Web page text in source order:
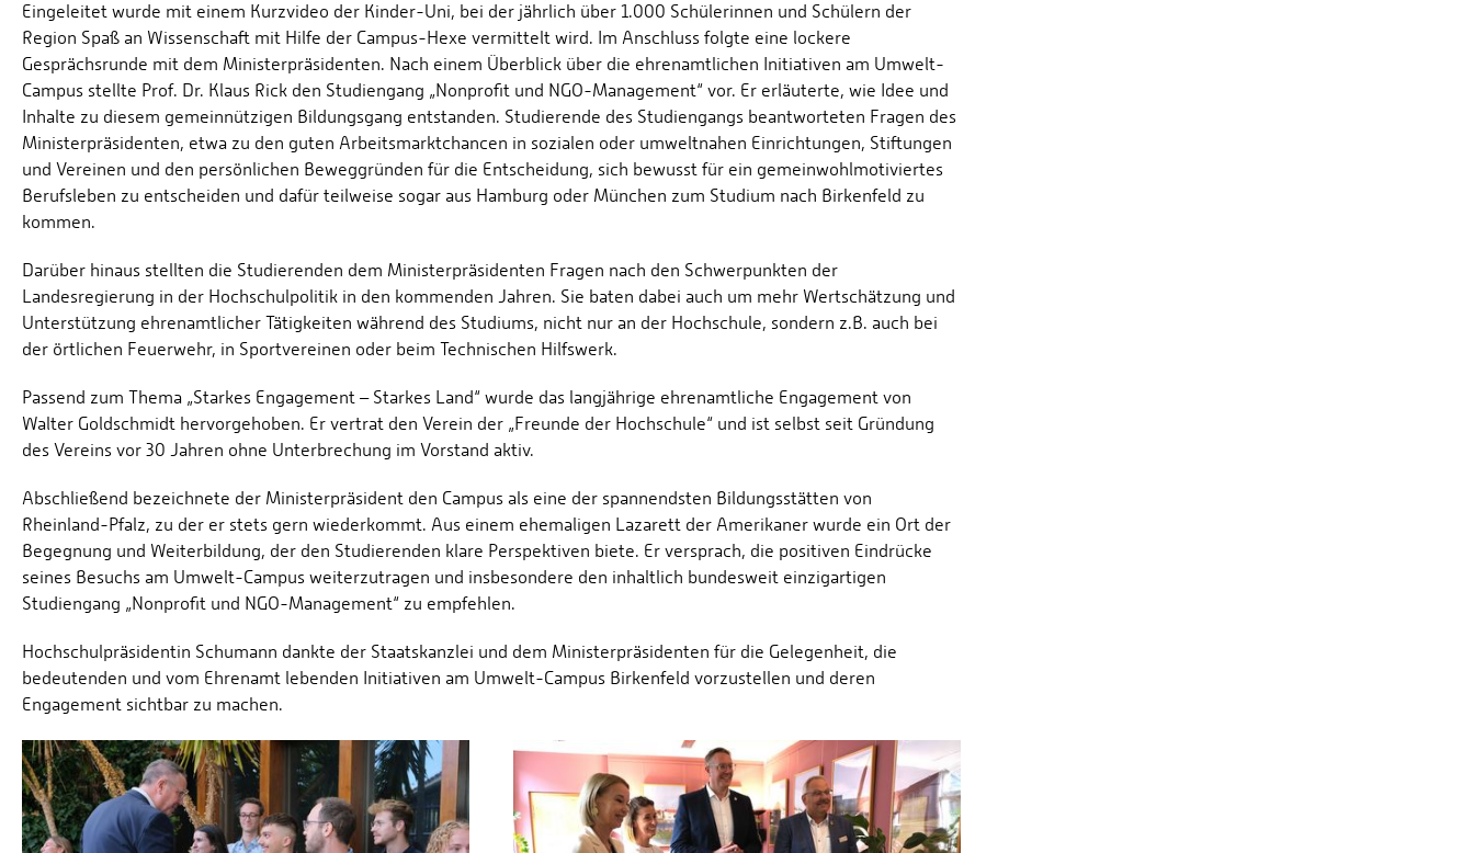
Eingeleitet wurde mit einem Kurzvideo der Kinder-Uni, bei der jährlich über 1.000 Schülerinnen und Schülern der
Region Spaß an Wissenschaft mit Hilfe der Campus-Hexe vermittelt wird. Im Anschluss folgte eine lockere
Gesprächsrunde mit dem Ministerpräsidenten. Nach einem Überblick über die ehrenamtlichen Initiativen am Umwelt-
Campus stellte Prof. Dr. Klaus Rick den Studiengang „Nonprofit und NGO-Management“ vor. Er erläuterte, wie Idee und
Inhalte zu diesem gemeinnützigen Bildungsgang entstanden. Studierende des Studiengangs beantworteten Fragen des
Ministerpräsidenten, etwa zu den guten Arbeitsmarktchancen in sozialen oder umweltnahen Einrichtungen, Stiftungen
und Vereinen und den persönlichen Beweggründen für die Entscheidung, sich bewusst für ein gemeinwohlmotiviertes
Berufsleben zu entscheiden und dafür teilweise sogar aus Hamburg oder München zum Studium nach Birkenfeld zu
kommen.
Darüber hinaus stellten die Studierenden dem Ministerpräsidenten Fragen nach den Schwerpunkten der
Landesregierung in der Hochschulpolitik in den kommenden Jahren. Sie baten dabei auch um mehr Wertschätzung und
Unterstützung ehrenamtlicher Tätigkeiten während des Studiums, nicht nur an der Hochschule, sondern z.B. auch bei
der örtlichen Feuerwehr, in Sportvereinen oder beim Technischen Hilfswerk.
Passend zum Thema „Starkes Engagement – Starkes Land“ wurde das langjährige ehrenamtliche Engagement von
Walter Goldschmidt hervorgehoben. Er vertrat den Verein der „Freunde der Hochschule“ und ist selbst seit Gründung
des Vereins vor 30 Jahren ohne Unterbrechung im Vorstand aktiv.
Abschließend bezeichnete der Ministerpräsident den Campus als eine der spannendsten Bildungsstätten von
Rheinland-Pfalz, zu der er stets gern wiederkommt. Aus einem ehemaligen Lazarett der Amerikaner wurde ein Ort der
Begegnung und Weiterbildung, der den Studierenden klare Perspektiven biete. Er versprach, die positiven Eindrücke
seines Besuchs am Umwelt-Campus weiterzutragen und insbesondere den inhaltlich bundesweit einzigartigen
Studiengang „Nonprofit und NGO-Management“ zu empfehlen.
Hochschulpräsidentin Schumann dankte der Staatskanzlei und dem Ministerpräsidenten für die Gelegenheit, die
bedeutenden und vom Ehrenamt lebenden Initiativen am Umwelt-Campus Birkenfeld vorzustellen und deren
Engagement sichtbar zu machen.